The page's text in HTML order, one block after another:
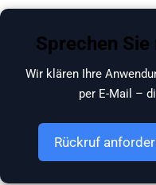
Sprechen
Wir klären Ihre
per E-Mail –
Rückruf